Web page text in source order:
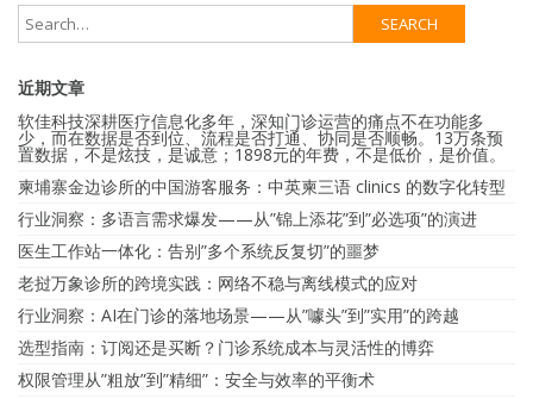
近期文章
软佳科技深耕医疗信息化多年，深知门诊运营的痛点不在功能多
少，而在数据是否到位、流程是否打通、协同是否顺畅。13万条预
置数据，不是炫技，是诚意；1898元的年费，不是低价，是价值。
柬埔寨金边诊所的中国游客服务：中英柬三语 clinics 的数字化转型
行业洞察：多语言需求爆发——从”锦上添花”到”必选项”的演进
医生工作站一体化：告别”多个系统反复切”的噩梦
老挝万象诊所的跨境实践：网络不稳与离线模式的应对
行业洞察：AI在门诊的落地场景——从”噱头”到”实用”的跨越
选型指南：订阅还是买断？门诊系统成本与灵活性的博弈
权限管理从”粗放”到”精细”：安全与效率的平衡术